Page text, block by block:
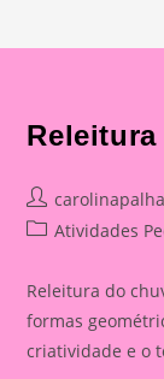
Post
author:
PostAtividades
Releitura do
formas
criatividade e o